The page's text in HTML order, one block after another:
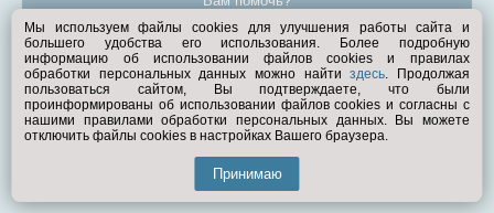
© Exist.ru 1998—2026
Мы используем файлы cookies для улучшения работы сайта и
большего удобства его использования. Более подробную
информацию об использовании файлов cookies и правилах
обработки персональных данных можно найтиздесь. Продолжая
пользоваться сайтом, Вы подтверждаете, что были
проинформированы об использовании файлов cookies и согласны с
нашими правилами обработки персональных данных. Вы можете
отключить файлы cookies в настройках Вашего браузера.
Принимаю